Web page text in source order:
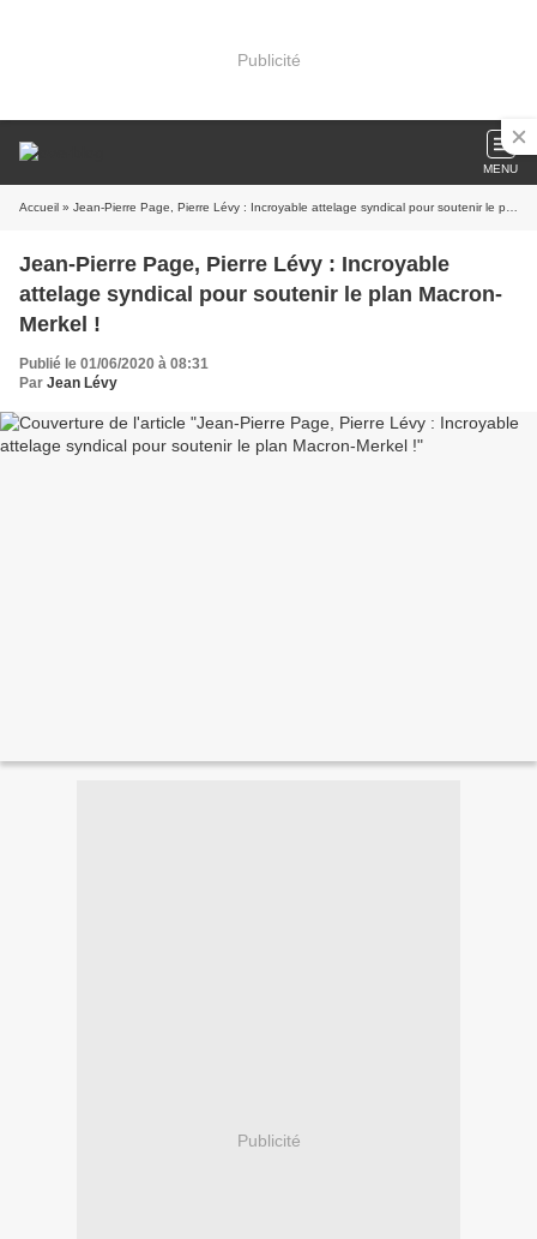
Publicité
MENU
Accueil » Jean-Pierre Page, Pierre Lévy : Incroyable attelage syndical pour soutenir le plan Macron-Merkel !
Jean-Pierre Page, Pierre Lévy : Incroyable
attelage syndical pour soutenir le plan Macron-
Merkel !
Publié le 01/06/2020 à 08:31
Par Jean Lévy
Publicité